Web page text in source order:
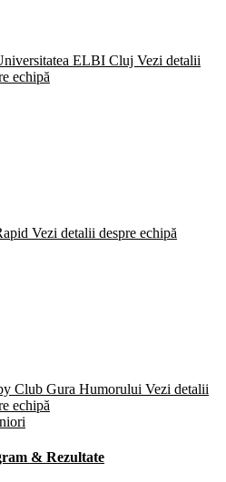
ELBI Cluj Vezi detalii
echipă
Vezi detalii despre echipă
Club Gura Humorului Vezi detalii
echipă
& Rezultate